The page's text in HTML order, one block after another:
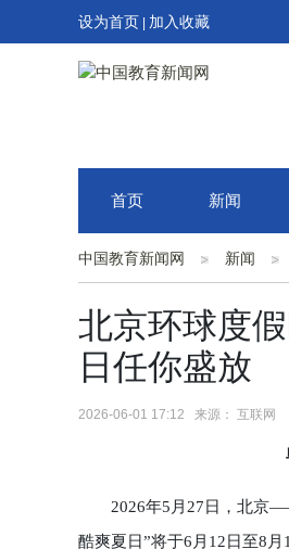
设为首页 加入收藏
首页 新闻
中国教育新闻网 新闻
北京环球度
日任你盛放
2026-06-01 17:12 来源： 互联网
2026年5月27日，北京——
酷爽夏日”将于6月12日至8